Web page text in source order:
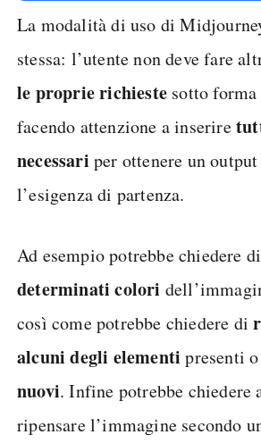
La modalità di uso di
stessa: l’utente non deve fare
le proprie richieste sotto
facendo attenzione a inserire
necessari per ottenere un
l’esigenza di partenza.
Ad esempio potrebbe chiedere
determinati colori
così come potrebbe chiedere di
alcuni degli elementi presenti
nuovi. Infine potrebbe chiedere
ripensare l’immagine secondo